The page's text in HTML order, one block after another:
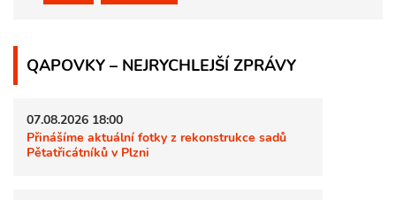
QAPOVKY – NEJRYCHLEJŠÍ ZPRÁVY
07.08.2026 18:00
Přinášíme aktuální fotky z rekonstrukce sadů
Pětatřicátníků v Plzni